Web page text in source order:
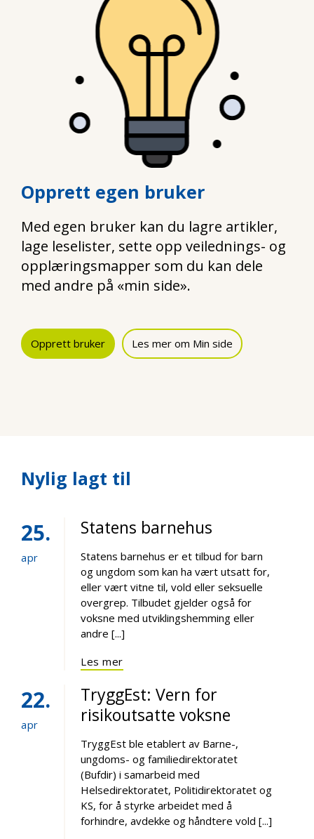
Opprett egen bruker
Med egen bruker kan du lagre artikler,
lage leselister, sette opp veilednings- og
opplæringsmapper som du kan dele
med andre på «min side».
Opprett bruker Les mer om Min side
Nylig lagt til
25
apr
Statens barnehus
Statens barnehus er et tilbud for barn
og ungdom som kan ha vært utsatt for,
eller vært vitne til, vold eller seksuelle
overgrep. Tilbudet gjelder også for
voksne med utviklingshemming eller
andre [...]
Les mer
22
apr
TryggEst: Vern for
risikoutsatte voksne
TryggEst ble etablert av Barne-,
ungdoms- og familiedirektoratet
(Bufdir) i samarbeid med
Helsedirektoratet, Politidirektoratet og
KS, for å styrke arbeidet med å
forhindre, avdekke og håndtere vold [...]